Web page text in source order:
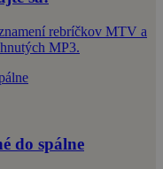
rebríčkov MTV a
MP3.
do spálne